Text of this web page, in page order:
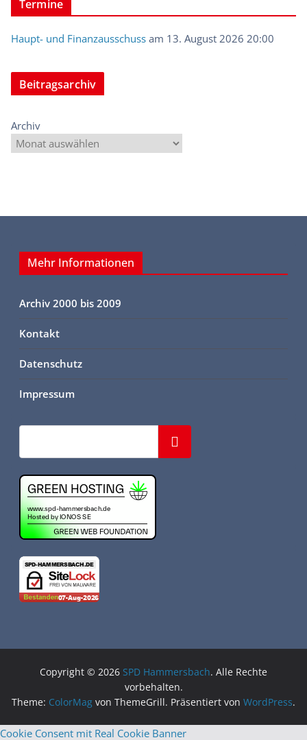
Termine
Haupt- und Finanzausschuss am 13. August 2026 20:00
Beitragsarchiv
Archiv
Mehr Informationen
Archiv 2000 bis 2009
Kontakt
Datenschutz
Impressum
Suchen
Copyright © 2026 SPD Hammersbach. Alle Rechte
vorbehalten.
Theme: ColorMag von ThemeGrill. Präsentiert von WordPress.
Cookie Consent mit Real Cookie Banner